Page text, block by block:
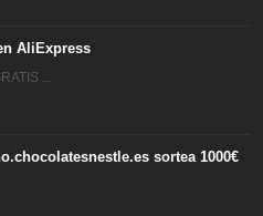
AliExpress
...
sortea 1000€